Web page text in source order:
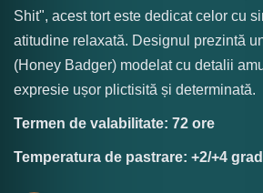
Shit", acest tort este dedicat celor cu
atitudine relaxată. Designul prezintă
(Honey Badger) modelat cu detalii
expresie ușor plictisită și determinată.
Termen de valabilitate: 72 ore
Temperatura de pastrare: +2/+4